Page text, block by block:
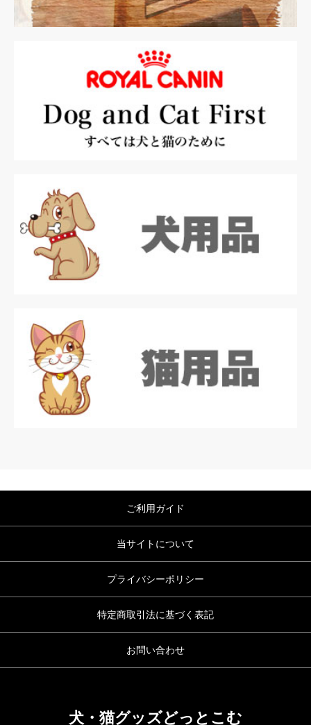
ご利用ガイド
当サイトについて
プライバシーポリシー
特定商取引法に基づく表記
お問い合わせ
犬・猫グッズどっとこむ